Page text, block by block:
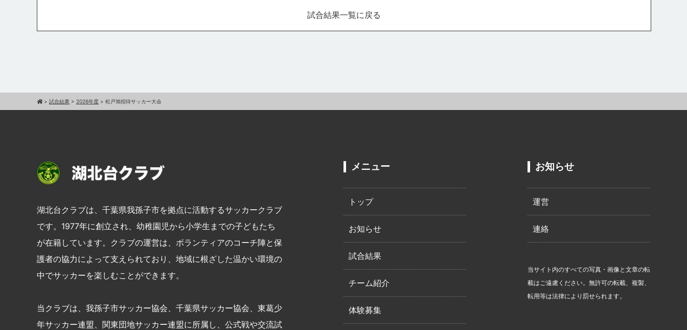
試合結果一覧に戻る
> 試合結果 > 2026年度 > 松戸旭招待サッカー大会
湖北台クラブは、千葉県我孫子市を拠点に活動するサッカークラブ
です。1977年に創立され、幼稚園児から小学生までの子どもたち
が在籍しています。クラブの運営は、ボランティアのコーチ陣と保
護者の協力によって支えられており、地域に根ざした温かい環境の
中でサッカーを楽しむことができます。
当クラブは、我孫子市サッカー協会、千葉県サッカー協会、東葛少
年サッカー連盟、関東団地サッカー連盟に所属し、公式戦や交流試
メニュー
トップ
お知らせ
試合結果
チーム紹介
体験募集
お知らせ
運営
連絡
当サイト内のすべての写真・画像と文章の転
載はご遠慮ください。無許可の転載、複製、
転用等は法律により罰せられます。